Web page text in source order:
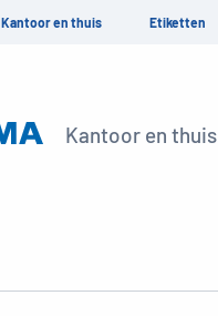
Kantoor en thuis Etiketten
Kantoor en thuis